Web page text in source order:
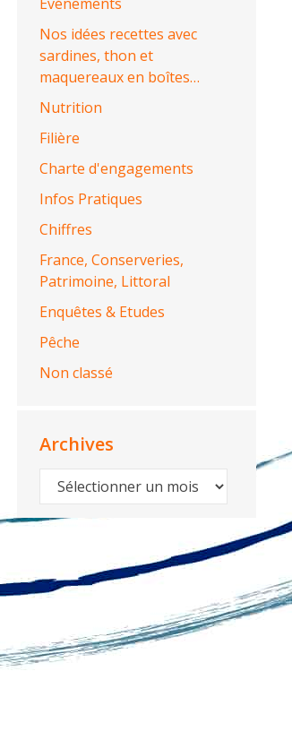
Nos idées recettes avec
sardines, thon et
maquereaux en boîtes…
Nutrition
Filière
Charte d'engagements
Infos Pratiques
Chiffres
France, Conserveries,
Patrimoine, Littoral
Enquêtes & Etudes
Pêche
Non classé
Archives
Archives